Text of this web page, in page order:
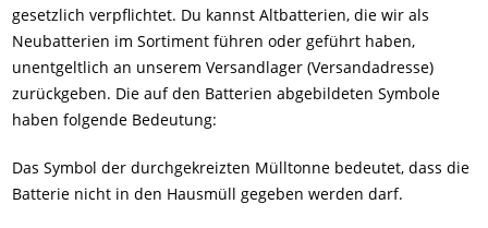
gesetzlich verpflichtet. Du kannst Altbatterien, die wir als
Neubatterien im Sortiment führen oder geführt haben,
unentgeltlich an unserem Versandlager (Versandadresse)
zurückgeben. Die auf den Batterien abgebildeten Symbole
haben folgende Bedeutung:
Das Symbol der durchgekreizten Mülltonne bedeutet, dass die
Batterie nicht in den Hausmüll gegeben werden darf.